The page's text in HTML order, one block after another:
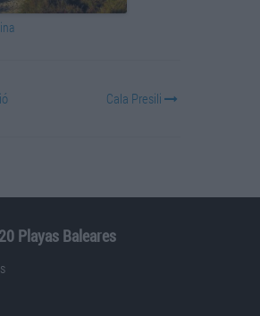
Cala Presili
Playas Baleares